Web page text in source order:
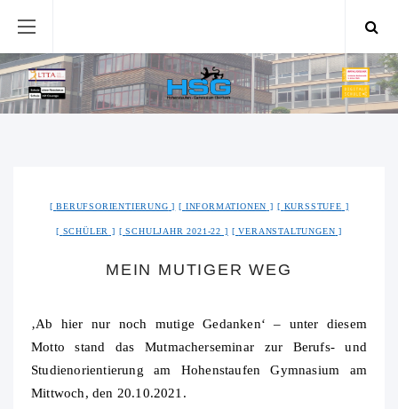
BERUFSORIENTIERUNG INFORMATIONEN KURSSTUFE
SCHÜLER SCHULJAHR 2021-22 VERANSTALTUNGEN
MEIN MUTIGER WEG
‚Ab hier nur noch mutige Gedanken‘ – unter diesem
Motto stand das Mutmacherseminar zur Berufs- und
Studienorientierung am Hohenstaufen Gymnasium am
Mittwoch, den 20.10.2021.